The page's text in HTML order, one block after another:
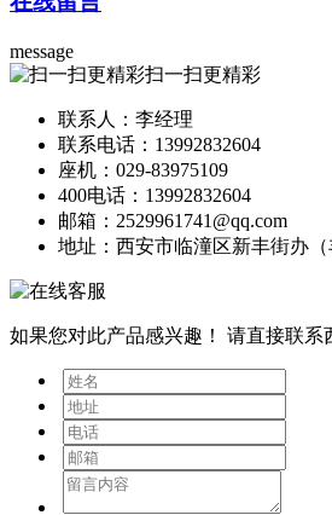
message
扫一扫更精彩
联系人：李经理
联系电话：13992832604
座机：029-83975109
400电话：13992832604
邮箱：2529961741@qq.com
地址：西安市临潼区新丰街办（
如果您对此产品感兴趣！ 请直接联系